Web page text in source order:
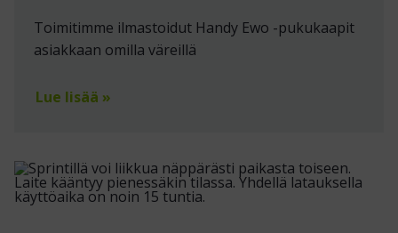
Toimitimme ilmastoidut Handy Ewo -pukukaapit
asiakkaan omilla väreillä
Lue lisää »